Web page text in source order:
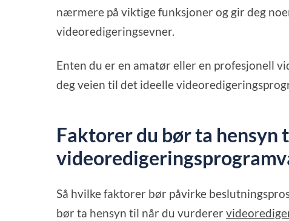
nærmere på viktige funksjoner og gir deg
videoredigeringsevner.
Enten du er en amatør eller en profesjonell
deg veien til det ideelle
Faktorer du bør ta hensyn
Så hvilke faktorer bør påvirke
bør ta hensyn til når du vurderer